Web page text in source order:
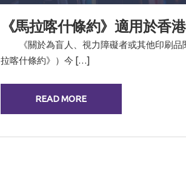
《馬拉喀什條約》適用於香港
《關於為盲人、視力障礙者或其他印刷品
拉喀什條約》）今 […]
READ MORE